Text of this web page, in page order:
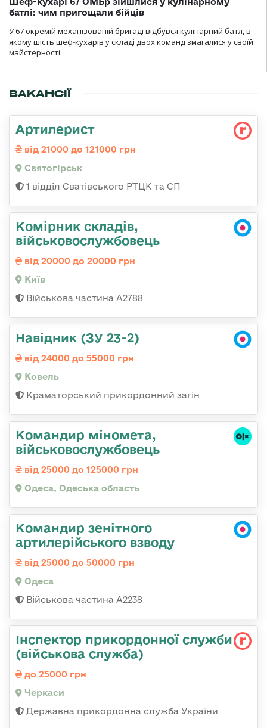
батлі: чим пригощали бійців
У 67 окремій механізованій бригаді відбувся кулінарний батл, в
якому шість шеф-кухарів у складі двох команд змагалися у своїй
майстерності.
ВАКАНСІЇ
Артилерист
від 21000 до 121000 грн
Святогірськ
1 відділ Сватівського РТЦК та СП
Комірник складів,
військовослужбовець
від 20000 до 20000 грн
Київ
Військова частина А2788
Навідник (ЗУ 23-2)
від 24000 до 55000 грн
Ковель
Краматорський прикордонний загін
Командиp міномета,
військовослужбовець
від 25000 до 125000 грн
Одеса, Одеська область
Командир зенітного
артилерійського взводу
від 25000 до 50000 грн
Одеса
Військова частина А2238
Інспектор прикордонної служби
(військова служба)
до 25000 грн
Черкаси
Державна прикордонна служба України